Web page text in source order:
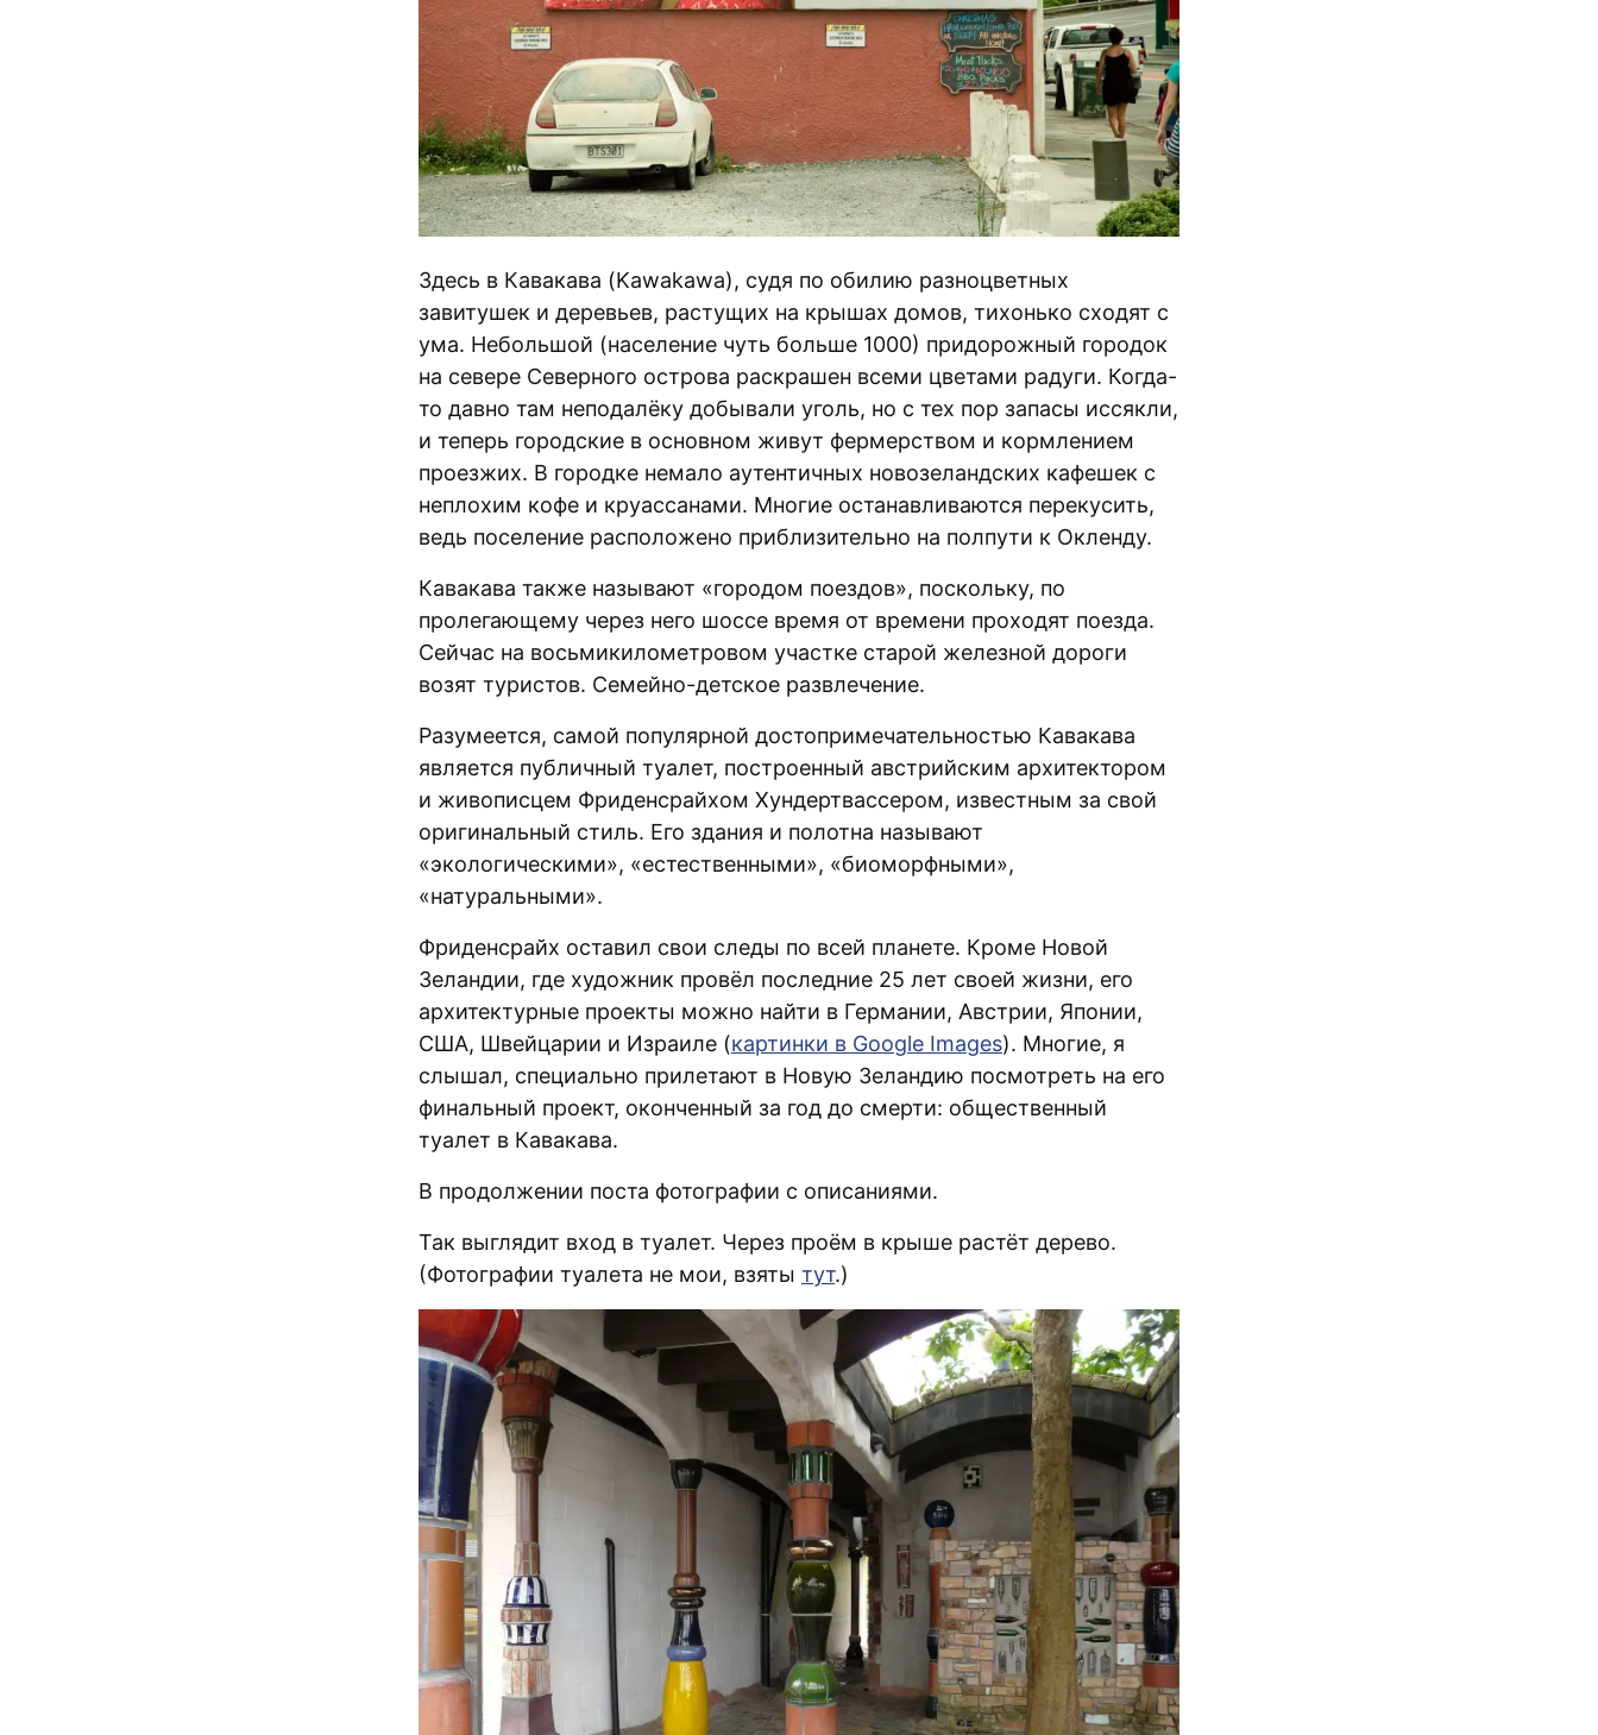
Здесь в Кавакава (Kawakawa), судя по обилию разноцветных
завитушек и деревьев, растущих на крышах домов, тихонько сходят с
ума. Небольшой (население чуть больше 1000) придорожный городок
на севере Северного острова раскрашен всеми цветами радуги. Когда-
то давно там неподалёку добывали уголь, но с тех пор запасы иссякли,
и теперь городские в основном живут фермерством и кормлением
проезжих. В городке немало аутентичных новозеландских кафешек с
неплохим кофе и круассанами. Многие останавливаются перекусить,
ведь поселение расположено приблизительно на полпути к Окленду.
Кавакава также называют «городом поездов», поскольку, по
пролегающему через него шоссе время от времени проходят поезда.
Сейчас на восьмикилометровом участке старой железной дороги
возят туристов. Семейно-детское развлечение.
Разумеется, самой популярной достопримечательностью Кавакава
является публичный туалет, построенный австрийским архитектором
и живописцем Фриденсрайхом Хундертвассером, известным за свой
оригинальный стиль. Его здания и полотна называют
«экологическими», «естественными», «биоморфными»,
«натуральными».
Фриденсрайх оставил свои следы по всей планете. Кроме Новой
Зеландии, где художник провёл последние 25 лет своей жизни, его
архитектурные проекты можно найти в Германии, Австрии, Японии,
США, Швейцарии и Израиле (картинки в Google Images). Многие, я
слышал, специально прилетают в Новую Зеландию посмотреть на его
финальный проект, оконченный за год до смерти: общественный
туалет в Кавакава.
В продолжении поста фотографии с описаниями.
Так выглядит вход в туалет. Через проём в крыше растёт дерево.
(Фотографии туалета не мои, взяты тут.)